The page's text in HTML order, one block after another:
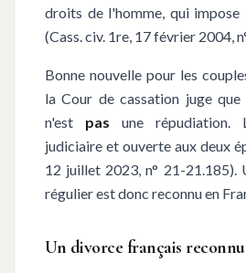
droits de l'homme, qui impose
(Cass. civ. 1re, 17 février 2004,
Bonne nouvelle pour les
la Cour de cassation juge
n'est pas une répudiation.
judiciaire et ouverte aux deux
12 juillet 2023, n° 21-21.185).
régulier est donc reconnu en
Un divorce français